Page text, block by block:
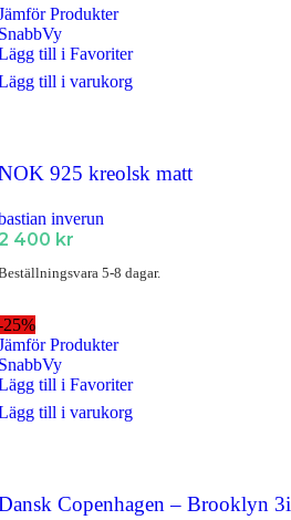
Produkter
till i Favoriter
till i varukorg
925 kreolsk matt
inverun
400 kr
5-8 dagar.
25%
Produkter
till i Favoriter
till i varukorg
Copenhagen – Brooklyn